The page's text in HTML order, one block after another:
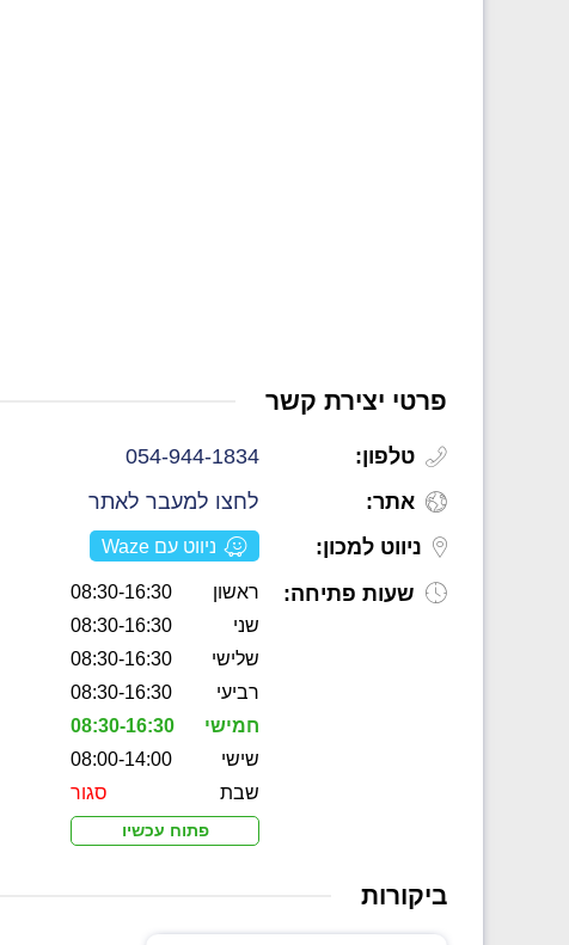
פרטי יצירת קשר
טלפון:
054-944-1834
אתר:
לחצו למעבר לאתר
ניווט למכון:
ניווט עם Waze
שעות פתיחה: ראשון
08:30-16:30
שני
08:30-16:30
שלישי
08:30-16:30
רביעי
08:30-16:30
חמישי
08:30-16:30
שישי
08:00-14:00
שבת
סגור
פתוח עכשיו
ביקורות